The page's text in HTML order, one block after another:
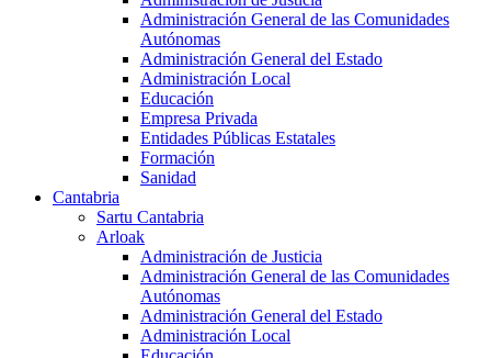
Administración General de las Comunidades
Autónomas
Administración General del Estado
Administración Local
Educación
Empresa Privada
Entidades Públicas Estatales
Formación
Sanidad
Cantabria
Sartu Cantabria
Arloak
Administración de Justicia
Administración General de las Comunidades
Autónomas
Administración General del Estado
Administración Local